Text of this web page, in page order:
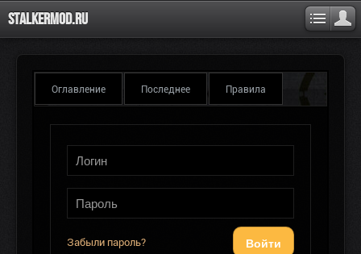
Stalkermod.ru
Оглавление Последнее Правила
Войти
Забыли пароль?